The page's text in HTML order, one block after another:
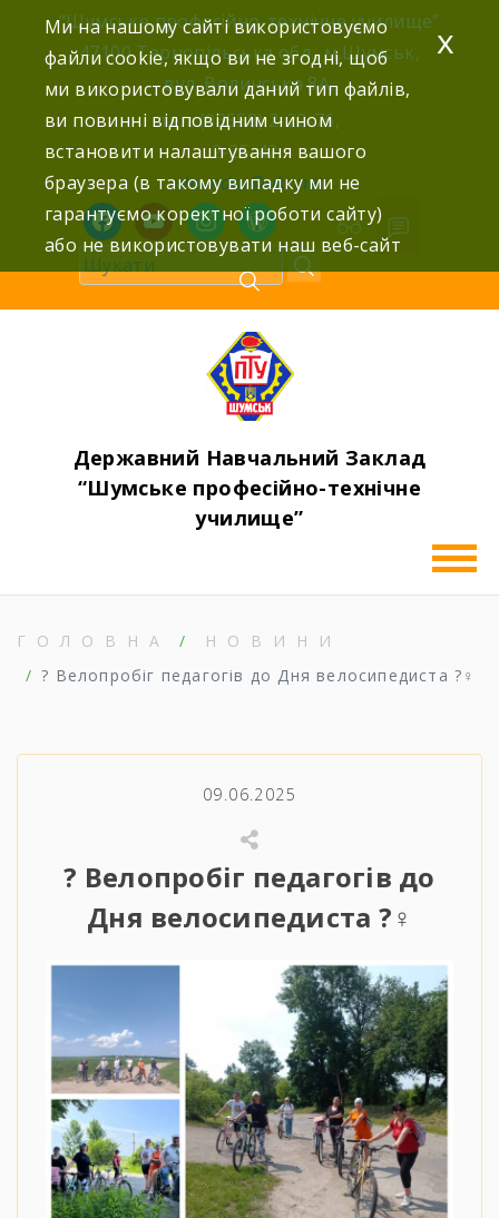
content
“Шумське професійно-технічне училище”
47100 Тернопільська обл., м.Шумськ,
вул. Волинська 8А,
тел: (03558) 2-22-76,
2-25-42,
shumdnz@ukr.net
facebookyoutubeinstagramwordpress
Державний Навчальний Заклад
“Шумське професійно-технічне
училище”
ГОЛОВНА
НОВИНИ
? Велопробіг педагогів до Дня велосипедиста ?‍♀️
09.06.2025
? Велопробіг педагогів до
Дня велосипедиста ?‍♀️
Ми на нашому сайті використовуємо
файли cookie, якщо ви не згодні, щоб
ми використовували даний тип файлів,
ви повинні відповідним чином
встановити налаштування вашого
браузера (в такому випадку ми не
гарантуємо коректної роботи сайту)
або не використовувати наш веб-сайт
x